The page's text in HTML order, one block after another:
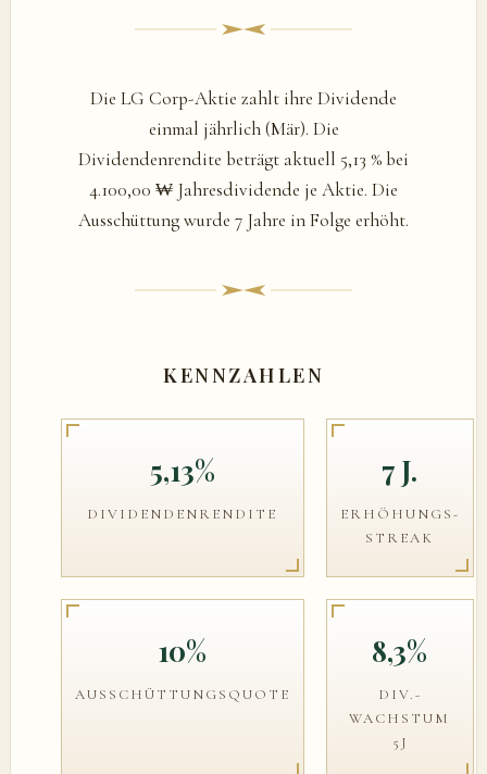
Die LG Corp-Aktie zahlt ihre Dividende
einmal jährlich (Mär). Die
Dividendenrendite beträgt aktuell 5,13 % bei
4.100,00 ₩ Jahresdividende je Aktie. Die
Ausschüttung wurde 7 Jahre in Folge erhöht.
KENNZAHLEN
5,13%
DIVIDENDENRENDITE
7 J.
ERHÖHUNGS-
STREAK
10%
AUSSCHÜTTUNGSQUOTE
8,3%
DIV.-
WACHSTUM
5J